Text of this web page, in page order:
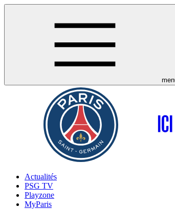
Actualités
PSG TV
Playzone
MyParis